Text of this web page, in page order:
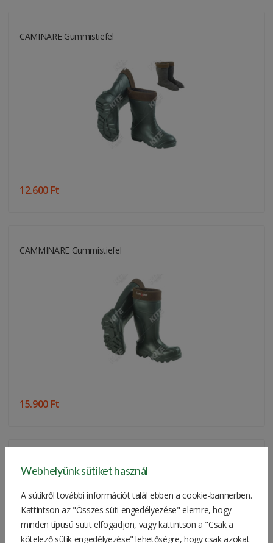
CAMINARE Gummistiefel
12.600 Ft
CAMMINARE Gummistiefel
15.900 Ft
Wildtierschreck LPG-Kanone
Webhelyünk sütiket használ
A sütikről további információt talál ebben a cookie-bannerben.
Kattintson az "Összes süti engedélyezése" elemre, hogy
minden típusú sütit elfogadjon, vagy kattintson a "Csak a
kötelező sütik engedélyezése" lehetőségre, hogy csak azokat